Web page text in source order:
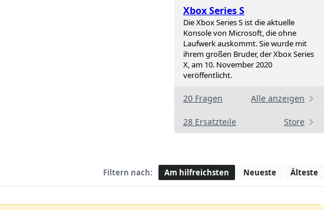
Xbox Series S
Die Xbox Series S ist die aktuelle
Konsole von Microsoft, die ohne
Laufwerk auskommt. Sie wurde mit
ihrem großen Bruder, der Xbox Series
X, am 10. November 2020
veröffentlicht.
20 Fragen Alle anzeigen
28 Ersatzteile Store
Filtern nach: Am hilfreichsten Neueste Älteste